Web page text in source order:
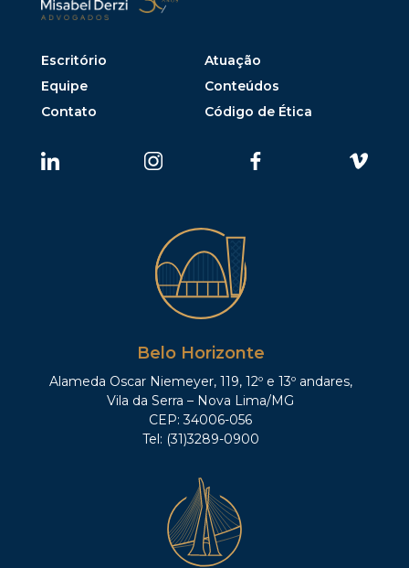
Escritório
Atuação
Equipe
Conteúdos
Contato
Código de Ética
Belo Horizonte
Alameda Oscar Niemeyer, 119, 12º e 13º andares,
Vila da Serra – Nova Lima/MG
CEP: 34006-056
Tel: (31)3289-0900